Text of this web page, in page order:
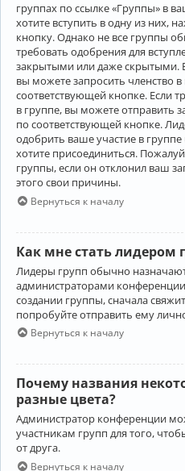
группах по ссылке «Группы» в
хотите вступить в одну из них,
кнопку. Однако не все группы
требовать одобрения для
закрытыми или даже скрытыми.
вы можете запросить членство
соответствующей кнопке. Если
в группе, вы можете отправить
по соответствующей кнопке.
одобрить ваше участие в
хотите присоединиться.
группы, если он отклонил ваш
этого свои причины.
Вернуться к началу
Как мне стать лидером
Лидеры групп обычно
администраторами
создании группы, сначала
попробуйте отправить ему
Вернуться к началу
Почему названия
разные цвета?
Администратор конференции
участникам групп для того,
от друга.
Вернуться к началу